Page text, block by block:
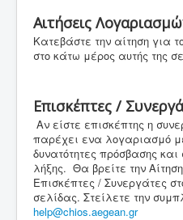
Αιτήσεις
Κατεβάστε την αίτηση για
στο κάτω μέρος αυτής της
Επισκέπτες /
Αν είστε επισκέπτης η
παρέχει ενα λογαριασμό
δυνατότητες πρόσβασης
λήξης. Θα βρείτε την
Επισκέπτες / Συνεργάτες
σελίδας. Στείλετε την
help@chios.aegean.gr